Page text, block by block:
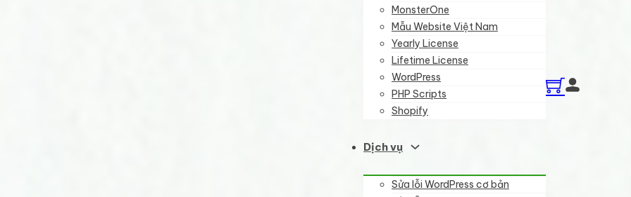
MonsterOne
Mẫu Website Việt Nam
Yearly License
Lifetime License
WordPress
PHP Scripts
Shopify
Dịch vụ
Sửa lỗi WordPress cơ bản